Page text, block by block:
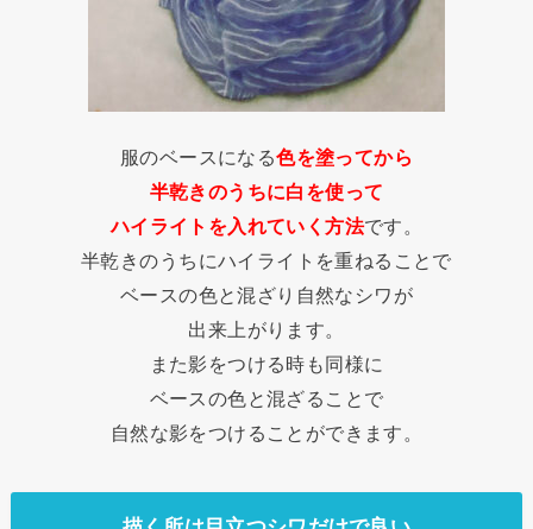
服のベースになる色を塗ってから
半乾きのうちに白を使って
ハイライトを入れていく方法です。
半乾きのうちにハイライトを重ねることで
ベースの色と混ざり自然なシワが
出来上がります。
また影をつける時も同様に
ベースの色と混ざることで
自然な影をつけることができます。